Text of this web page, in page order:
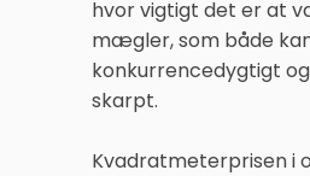
hvor vigtigt det er at
mægler, som både
konkurrencedygtigt
skarpt.
Kvadratmeterprisen i